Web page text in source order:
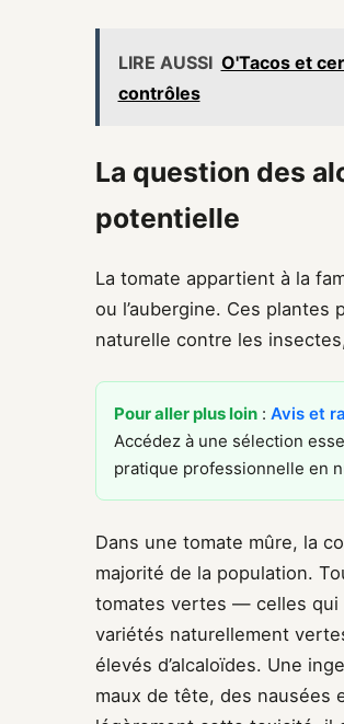
LIRE AUSSI O'Tacos et
contrôles
La question des
potentielle
La tomate appartient à la
ou l’aubergine. Ces
naturelle contre les
Pour aller plus loin : Avis et
Accédez à une sélection
pratique professionnelle en
Dans une tomate mûre, la
majorité de la population.
tomates vertes — celles qui
variétés naturellement
élevés d’alcaloïdes. Une
maux de tête, des nausées